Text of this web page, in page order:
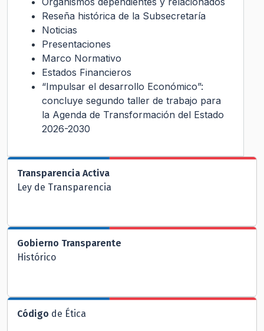
Reseña histórica de la Subsecretaría
Noticias
Presentaciones
Marco Normativo
Estados Financieros
“Impulsar el desarrollo Económico”:
concluye segundo taller de trabajo para
la Agenda de Transformación del Estado
2026-2030
Transparencia Activa
Ley de Transparencia
Gobierno Transparente
Histórico
Código de Ética